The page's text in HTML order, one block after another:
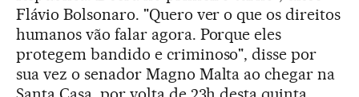
Flávio Bolsonaro. "Quero ver o que os direitos
humanos vão falar agora. Porque eles
protegem bandido e criminoso", disse por
sua vez o senador Magno Malta ao chegar na